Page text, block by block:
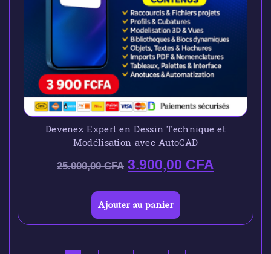
Devenez Expert en Dessin Technique et
Modélisation avec AutoCAD
25.000,00CFA 3.900,00 CFA
Ajouter au panier